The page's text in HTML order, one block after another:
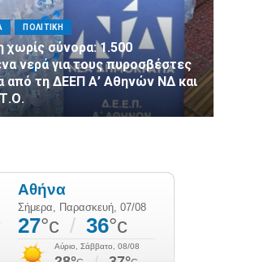
ΠΟΛΙΤΙΚΗ
χωρίς σύνορα: 1.500
νερά για τους πυροσβέστες
από τη ΔΕΕΠ Α’ Αθηνών ΝΔ και